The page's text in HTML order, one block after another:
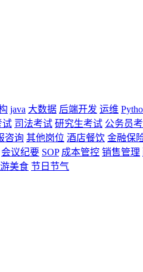
java 大数据 后端开发 运维
试 司法考试 研究生考试 公务员
咨询 其他岗位 酒店餐饮 金融保
会议纪要 SOP 成本管控 销售管理
美食 节日节气